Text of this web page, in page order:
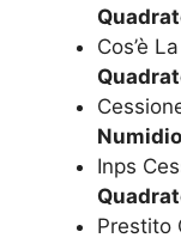
Cos’è
Inps
Prestito